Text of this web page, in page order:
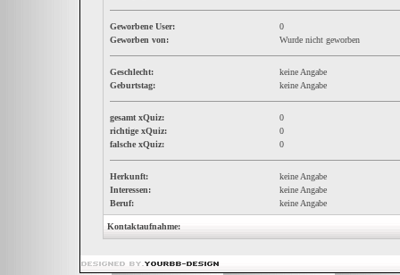
Geworbene User:
0
Geworben von:
Wurde nicht geworben
Geschlecht:
keine Angabe
Geburtstag:
keine Angabe
gesamt xQuiz:
0
richtige xQuiz:
0
falsche xQuiz:
0
Herkunft:
keine Angabe
Interessen:
keine Angabe
Beruf:
keine Angabe
Kontaktaufnahme: